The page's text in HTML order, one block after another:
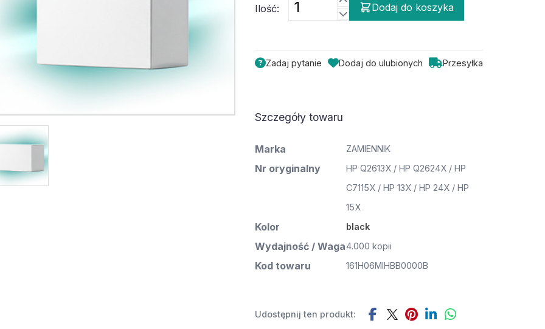
Ilość: Dodaj do koszyka
Zadaj pytanie Dodaj do ulubionych Przesyłka
Szczegóły towaru
Marka ZAMIENNIK
Nr oryginalny
HP Q2613X / HP Q2624X / HP
C7115X / HP 13X / HP 24X / HP
15X
Kolor black
Wydajność / Waga4.000 kopii
Kod towaru 161H06MIHBB0000B
Udostępnij ten produkt: